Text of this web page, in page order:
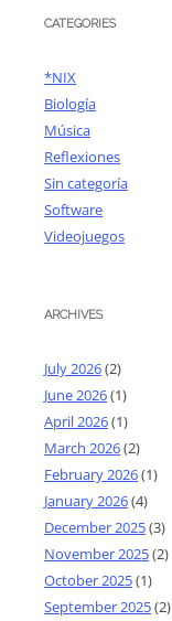
CATEGORIES
*NIX
Biología
Música
Reflexiones
Sin categoría
Software
Videojuegos
ARCHIVES
July 2026(2)
June 2026(1)
April 2026(1)
March 2026(2)
February 2026(1)
January 2026(4)
December 2025(3)
November 2025(2)
October 2025(1)
September 2025(2)